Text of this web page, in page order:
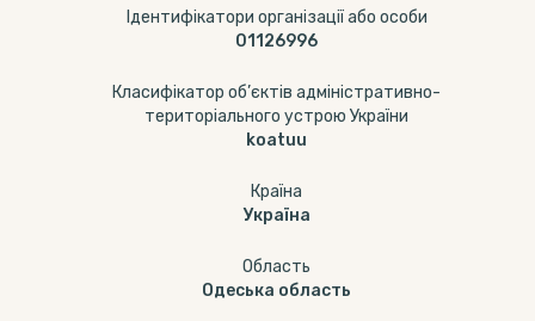
Ідентифікатори організації або особи
01126996
Класифікатор об’єктів адміністративно-
територіального устрою України
koatuu
Країна
Україна
Область
Одеська область